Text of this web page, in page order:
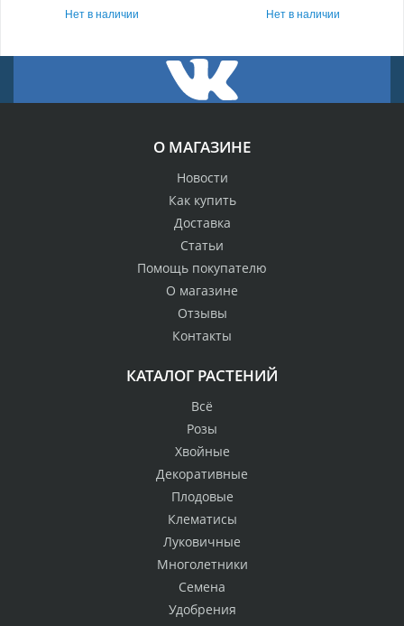
Нет в наличии
Нет в наличии
О МАГАЗИНЕ
Новости
Как купить
Доставка
Статьи
Помощь покупателю
О магазине
Отзывы
Контакты
КАТАЛОГ РАСТЕНИЙ
Всё
Розы
Хвойные
Декоративные
Плодовые
Клематисы
Луковичные
Многолетники
Семена
Удобрения